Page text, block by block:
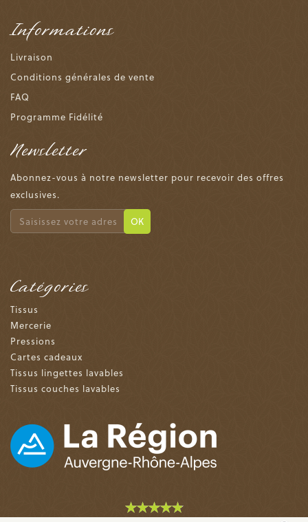
Informations
Livraison
Conditions générales de vente
FAQ
Programme Fidélité
Newsletter
Abonnez-vous à notre newsletter pour recevoir des offres
exclusives.
OK
Catégories
Tissus
Mercerie
Pressions
Cartes cadeaux
Tissus lingettes lavables
Tissus couches lavables